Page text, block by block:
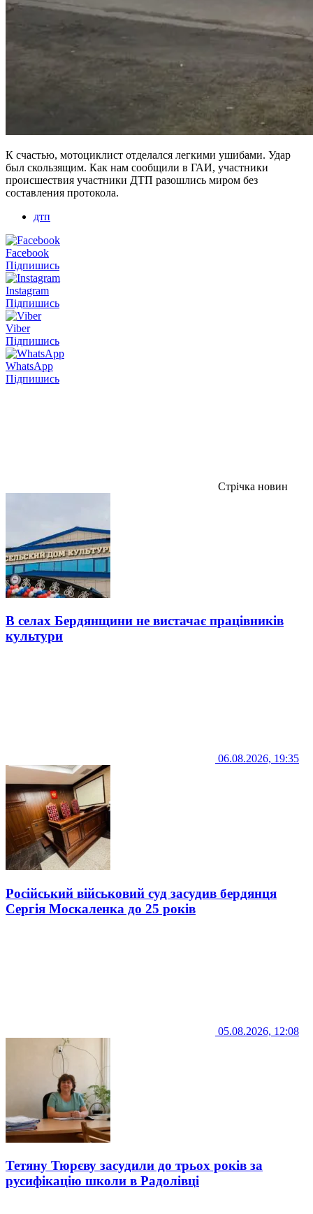
К счастью, мотоциклист отделался легкими ушибами. Удар
был скользящим. Как нам сообщили в ГАИ, участники
происшествия участники ДТП разошлись миром без
составления протокола.
дтп
Facebook
Підпишись
Instagram
Підпишись
Viber
Підпишись
WhatsApp
Підпишись
Стрічка новин
В селах Бердянщини не вистачає працівників
культури
06.08.2026, 19:35
Російський військовий суд засудив бердянця
Сергія Москаленка до 25 років
05.08.2026, 12:08
Тетяну Тюрєву засудили до трьох років за
русифікацію школи в Радолівці